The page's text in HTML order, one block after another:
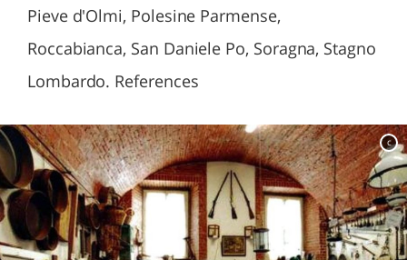
Pieve d'Olmi, Polesine Parmense,
Roccabianca, San Daniele Po, Soragna, Stagno
Lombardo. References
c